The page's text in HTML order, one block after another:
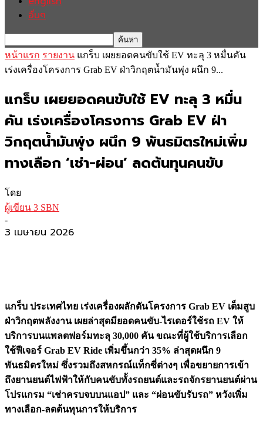
อื่นๆ
หน้าแรก รายงาน แกร็บ เผยยอดคนขับใช้ EV ทะลุ 3 หมื่นคัน
เร่งเครื่องโครงการ Grab EV ฝ่าวิกฤตน้ำมันพุ่ง ผนึก 9...
แกร็บ เผยยอดคนขับใช้ EV ทะลุ 3 หมื่น
คัน เร่งเครื่องโครงการ Grab EV ฝ่า
วิกฤตน้ำมันพุ่ง ผนึก 9 พันธมิตรใหม่เพิ่ม
ทางเลือก ‘เช่า-ผ่อน’ ลดต้นทุนคนขับ
โดย
ผู้เขียน 3 SBN
-
3 เมษายน 2026
แกร็บ ประเทศไทย เร่งเครื่องผลักดันโครงการ Grab EV เต็มสูบ
ฝ่าวิกฤตพลังงาน เผยล่าสุดมียอดคนขับ-ไรเดอร์ใช้รถ EV ให้
บริการบนแพลตฟอร์มทะลุ 30,000 คัน ขณะที่ผู้ใช้บริการเลือก
ใช้ฟีเจอร์ Grab EV Ride เพิ่มขึ้นกว่า 35% ล่าสุดผนึก 9
พันธมิตรใหม่ ซึ่งรวมถึงสหกรณ์แท็กซี่ต่างๆ เพื่อขยายการเข้า
ถึงยานยนต์ไฟฟ้าให้กับคนขับทั้งรถยนต์และรถจักรยานยนต์ผ่าน
โปรแกรม “เช่าครบจบบนแอป” และ “ผ่อนขับรับรถ” หวังเพิ่ม
ทางเลือก-ลดต้นทุนการให้บริการ